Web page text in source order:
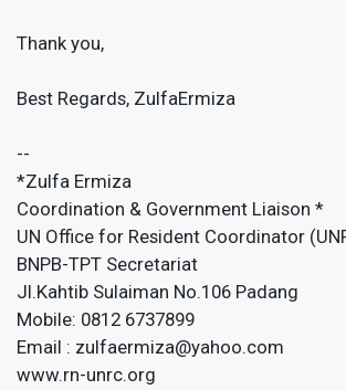
Thank you,
Best Regards, ZulfaErmiza
--
*Zulfa Ermiza
Coordination & Government Liaison *
UN Office for Resident Coordinator
BNPB-TPT Secretariat
Jl.Kahtib Sulaiman No.106 Padang
Mobile: 0812 6737899
Email : zulfaermiza@yahoo.com
www.rn-unrc.org